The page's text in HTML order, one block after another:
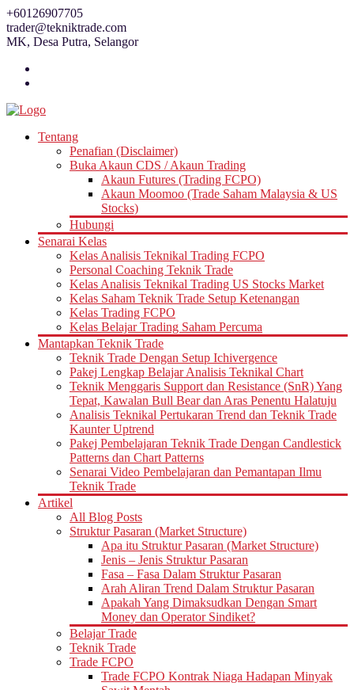
Skip
to
content
+60126907705
trader@tekniktrade.com
MK, Desa Putra, Selangor
Tentang
Penafian (Disclaimer)
Buka Akaun CDS / Akaun Trading
Akaun Futures (Trading FCPO)
Akaun Moomoo (Trade Saham Malaysia & US
Stocks)
Hubungi
Senarai Kelas
Kelas Analisis Teknikal Trading FCPO
Personal Coaching Teknik Trade
Kelas Analisis Teknikal Trading US Stocks Market
Kelas Saham Teknik Trade Setup Ketenangan
Kelas Trading FCPO
Kelas Belajar Trading Saham Percuma
Mantapkan Teknik Trade
Teknik Trade Dengan Setup Ichivergence
Pakej Lengkap Belajar Analisis Teknikal Chart
Teknik Menggaris Support dan Resistance (SnR) Yang
Tepat, Kawalan Bull Bear dan Aras Penentu Halatuju
Analisis Teknikal Pertukaran Trend dan Teknik Trade
Kaunter Uptrend
Pakej Pembelajaran Teknik Trade Dengan Candlestick
Patterns dan Chart Patterns
Senarai Video Pembelajaran dan Pemantapan Ilmu
Teknik Trade
Artikel
All Blog Posts
Struktur Pasaran (Market Structure)
Apa itu Struktur Pasaran (Market Structure)
Jenis – Jenis Struktur Pasaran
Fasa – Fasa Dalam Struktur Pasaran
Arah Aliran Trend Dalam Struktur Pasaran
Apakah Yang Dimaksudkan Dengan Smart
Money dan Operator Sindiket?
Belajar Trade
Teknik Trade
Trade FCPO
Trade FCPO Kontrak Niaga Hadapan Minyak